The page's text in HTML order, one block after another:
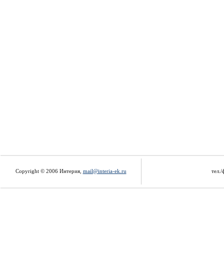
Copyright © 2006 Интерия, mail@interia-ek.ru